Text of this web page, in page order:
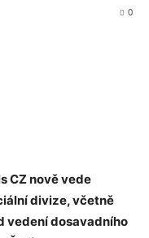
0
CZ nově vede
divize, včetně
vedení dosavadního